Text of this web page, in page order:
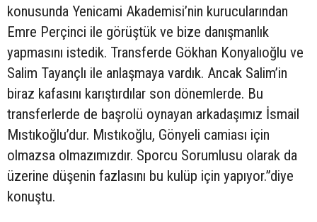
konusunda Yenicami Akademisi’nin kurucularından
Emre Perçinci ile görüştük ve bize danışmanlık
yapmasını istedik. Transferde Gökhan Konyalıoğlu ve
Salim Tayançlı ile anlaşmaya vardık. Ancak Salim’in
biraz kafasını karıştırdılar son dönemlerde. Bu
transferlerde de başrolü oynayan arkadaşımız İsmail
Mıstıkoğlu’dur. Mıstıkoğlu, Gönyeli camiası için
olmazsa olmazımızdır. Sporcu Sorumlusu olarak da
üzerine düşenin fazlasını bu kulüp için yapıyor.”diye
konuştu.